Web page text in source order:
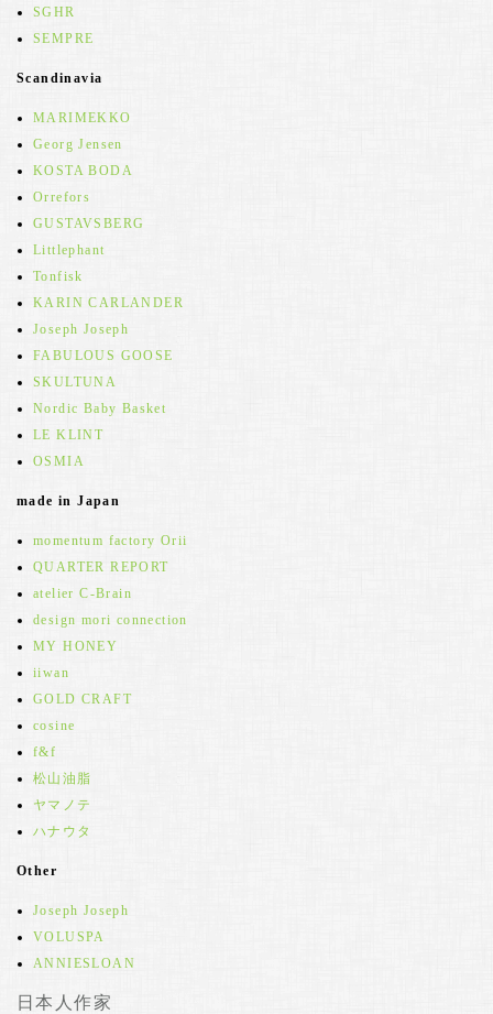
SGHR
SEMPRE
Scandinavia
MARIMEKKO
Georg Jensen
KOSTA BODA
Orrefors
GUSTAVSBERG
Littlephant
Tonfisk
KARIN CARLANDER
Joseph Joseph
FABULOUS GOOSE
SKULTUNA
Nordic Baby Basket
LE KLINT
OSMIA
made in Japan
momentum factory Orii
QUARTER REPORT
atelier C-Brain
design mori connection
MY HONEY
iiwan
GOLD CRAFT
cosine
f&f
松山油脂
ヤマノテ
ハナウタ
Other
Joseph Joseph
VOLUSPA
ANNIESLOAN
日本人作家